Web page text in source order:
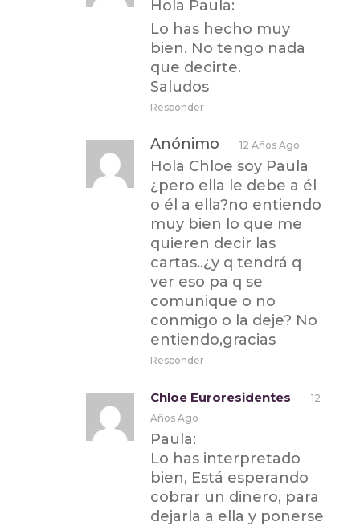
Hola Paula:
Lo has hecho muy
bien. No tengo nada
que decirte.
Saludos
Responder
Anónimo 12 Años Ago
Hola Chloe soy Paula
¿pero ella le debe a él
o él a ella?no entiendo
muy bien lo que me
quieren decir las
cartas..¿y q tendrá q
ver eso pa q se
comunique o no
conmigo o la deje? No
entiendo,gracias
Responder
Chloe Euroresidentes
12
Años Ago
Paula:
Lo has interpretado
bien, Está esperando
cobrar un dinero, para
dejarla a ella y ponerse